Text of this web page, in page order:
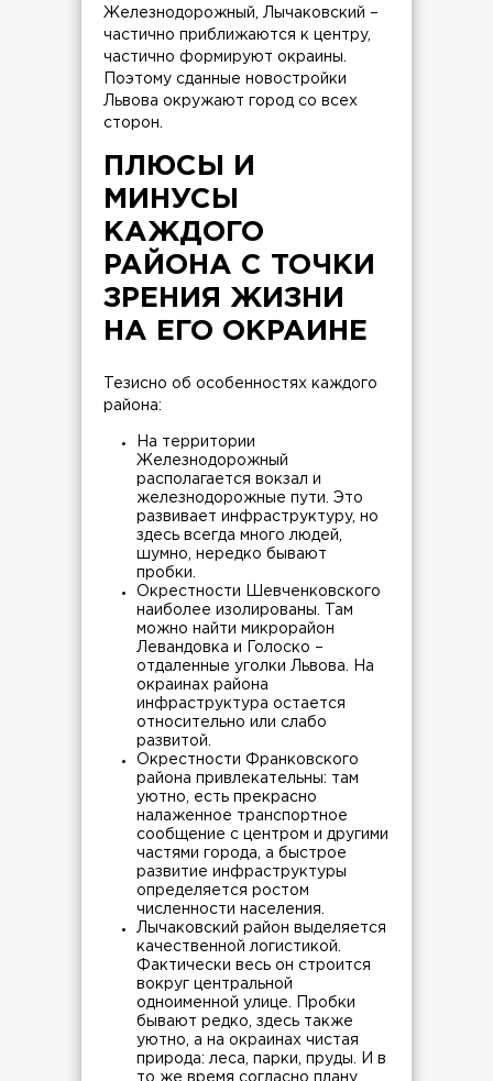
Железнодорожный, Лычаковский –
частично приближаются к центру,
частично формируют окраины.
Поэтому сданные новостройки
Львова окружают город со всех
сторон.
ПЛЮСЫ И
МИНУСЫ
КАЖДОГО
РАЙОНА С ТОЧКИ
ЗРЕНИЯ ЖИЗНИ
НА ЕГО ОКРАИНЕ
Тезисно об особенностях каждого
района:
На территории
Железнодорожный
располагается вокзал и
железнодорожные пути. Это
развивает инфраструктуру, но
здесь всегда много людей,
шумно, нередко бывают
пробки.
Окрестности Шевченковского
наиболее изолированы. Там
можно найти микрорайон
Левандовка и Голоско –
отдаленные уголки Львова. На
окраинах района
инфраструктура остается
относительно или слабо
развитой.
Окрестности Франковского
района привлекательны: там
уютно, есть прекрасно
налаженное транспортное
сообщение с центром и другими
частями города, а быстрое
развитие инфраструктуры
определяется ростом
численности населения.
Лычаковский район выделяется
качественной логистикой.
Фактически весь он строится
вокруг центральной
одноименной улице. Пробки
бывают редко, здесь также
уютно, а на окраинах чистая
природа: леса, парки, пруды. И в
то же время согласно плану